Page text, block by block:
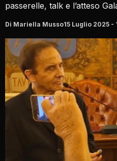
passerelle, talk e l’atteso
Di Mariella Musso15 Luglio 2025 -